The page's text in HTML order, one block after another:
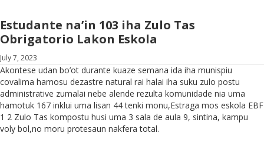
Estudante na’in 103 iha Zulo Tas
Obrigatorio Lakon Eskola
July 7, 2023
Akontese udan bo’ot durante kuaze semana ida iha munispiu
covalima hamosu dezastre natural rai halai iha suku zulo postu
administrative zumalai nebe alende rezulta komunidade nia uma
hamotuk 167 inklui uma lisan 44 tenki monu,Estraga mos eskola EBF
1 2 Zulo Tas kompostu husi uma 3 sala de aula 9, sintina, kampu
voly bol,no moru protesaun nakfera total.